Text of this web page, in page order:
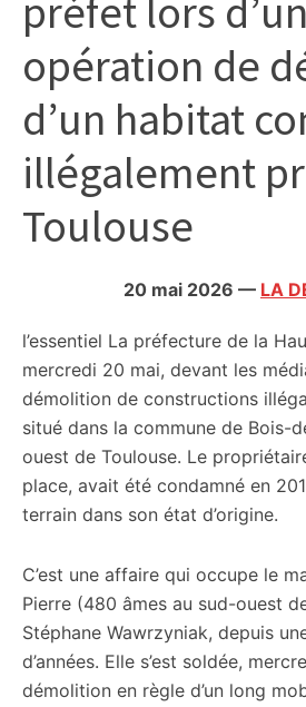
préfet lors
opération de
d’un habitat
illégalement
Toulouse
20 mai 2026 — LA
l’essentiel La préfecture de la
mercredi 20 mai, devant les
démolition de constructions
situé dans la commune de Bois-
ouest de Toulouse. Le
place, avait été condamné en
terrain dans son état d’origine.
C’est une affaire qui occupe le
Pierre (480 âmes au sud-ouest
Stéphane Wawrzyniak, depuis
d’années. Elle s’est soldée,
démolition en règle d’un long